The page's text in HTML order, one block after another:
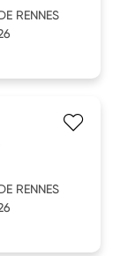
RENNES
RENNES